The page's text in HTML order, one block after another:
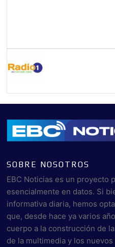
SOBRE NOSOTROS
EBC Noticias es un proyecto
esencialmente en datos. Si
informativa diaria, hemos
que, desde hace ya varios
cuerpo a la construcción de
de la multimedia y los